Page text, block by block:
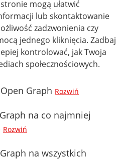
mogą ułatwić
lub skontaktowanie
zadzwonienia czy
jednego kliknięcia. Zadbaj
kontrolować, jak Twoja
społecznościowych.
Graph Rozwiń
na co najmniej
Rozwiń
na wszystkich